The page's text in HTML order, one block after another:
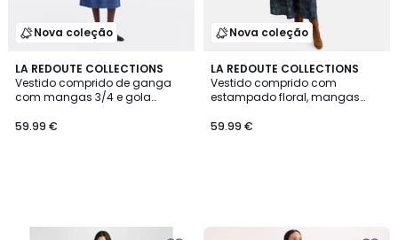
Nova coleção
LA REDOUTE COLLECTIONS
Vestido comprido de ganga
com mangas 3/4 e gola
59.99 €
Nova coleção
LA REDOUTE COLLECTIONS
Vestido comprido com
estampado floral, mangas
59.99 €